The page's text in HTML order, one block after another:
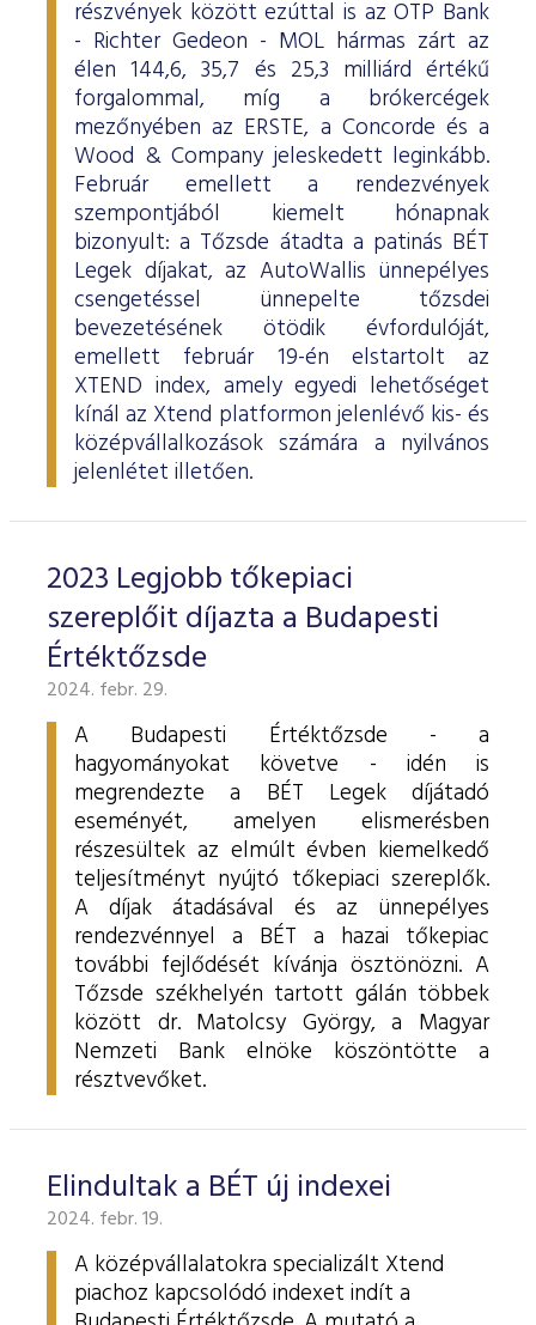
részvények között ezúttal is az OTP Bank
- Richter Gedeon - MOL hármas zárt az
élen 144,6, 35,7 és 25,3 milliárd értékű
forgalommal, míg a brókercégek
mezőnyében az ERSTE, a Concorde és a
Wood & Company jeleskedett leginkább.
Február emellett a rendezvények
szempontjából kiemelt hónapnak
bizonyult: a Tőzsde átadta a patinás BÉT
Legek díjakat, az AutoWallis ünnepélyes
csengetéssel ünnepelte tőzsdei
bevezetésének ötödik évfordulóját,
emellett február 19-én elstartolt az
XTEND index, amely egyedi lehetőséget
kínál az Xtend platformon jelenlévő kis- és
középvállalkozások számára a nyilvános
jelenlétet illetően.
2023 Legjobb tőkepiaci
szereplőit díjazta a Budapesti
Értéktőzsde
2024. febr. 29.
A Budapesti Értéktőzsde - a
hagyományokat követve - idén is
megrendezte a BÉT Legek díjátadó
eseményét, amelyen elismerésben
részesültek az elmúlt évben kiemelkedő
teljesítményt nyújtó tőkepiaci szereplők.
A díjak átadásával és az ünnepélyes
rendezvénnyel a BÉT a hazai tőkepiac
további fejlődését kívánja ösztönözni. A
Tőzsde székhelyén tartott gálán többek
között dr. Matolcsy György, a Magyar
Nemzeti Bank elnöke köszöntötte a
résztvevőket.
Elindultak a BÉT új indexei
2024. febr. 19.
A középvállalatokra specializált Xtend
piachoz kapcsolódó indexet indít a